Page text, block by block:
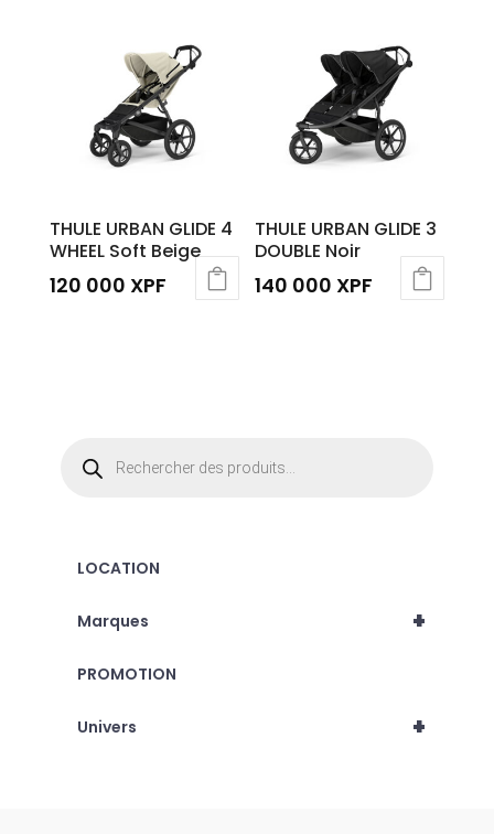
THULE URBAN GLIDE 4
WHEEL Soft Beige
120 000 XPF
THULE URBAN GLIDE 3
DOUBLE Noir
140 000 XPF
produits
LOCATION
+
Marques
PROMOTION
+
Univers